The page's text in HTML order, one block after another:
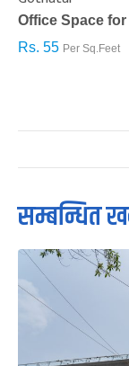
Office Space
Rs. 55 Per Sq.Feet
सम्बन्धित